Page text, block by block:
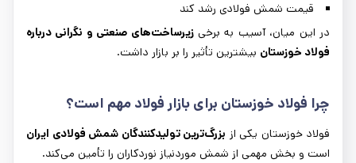
قیمت شمش فولادی رشد کند
در این میان، آسیب به برخیزیرساخت‌های صنعتی و نگرانی درباره
فولاد خوزستان بیشترین تأثیر را بر بازار داشت.
چرا فولاد خوزستان برای بازار فولاد مهم است؟
فولاد خوزستان یکی از بزرگ‌ترین تولیدکنندگان شمش فولادی ایران
است و بخش مهمی از شمش موردنیاز نوردکاران را تأمین می‌کند.